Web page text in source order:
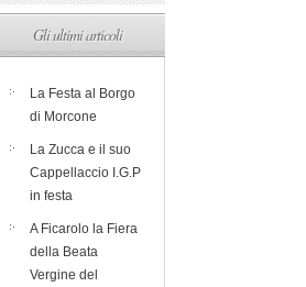
Gli ultimi articoli
La Festa al Borgo
di Morcone
La Zucca e il suo
Cappellaccio I.G.P
in festa
A Ficarolo la Fiera
della Beata
Vergine del